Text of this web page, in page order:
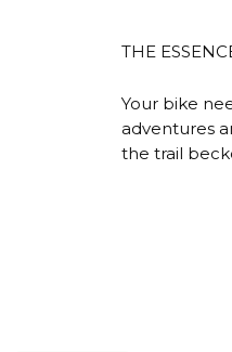
THE
Your bike
adventures
the trail